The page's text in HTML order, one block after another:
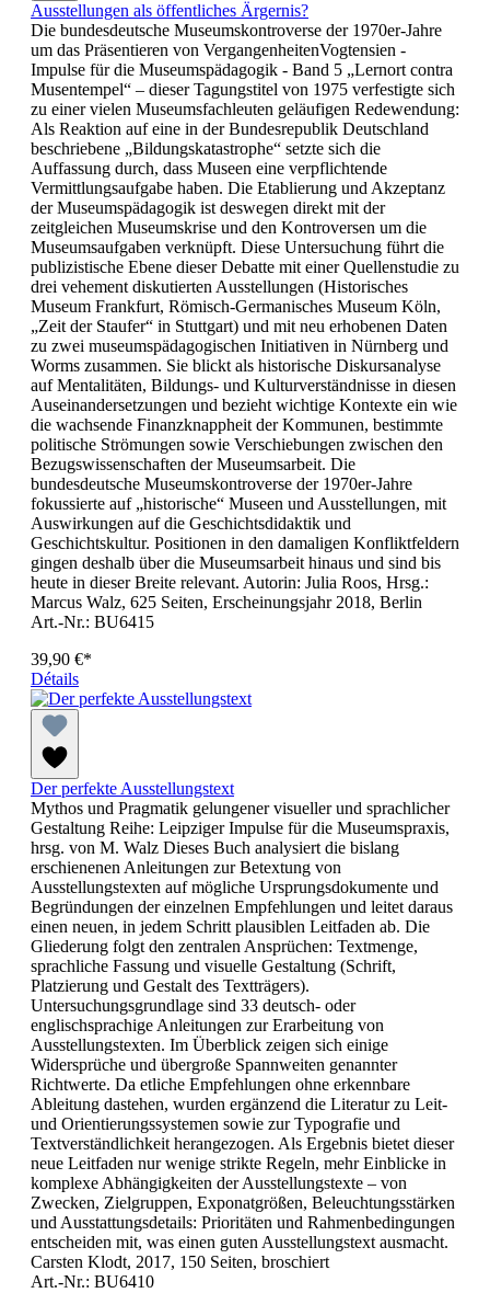
Ausstellungen als öffentliches Ärgernis?
Die bundesdeutsche Museumskontroverse der 1970er-Jahre
um das Präsentieren von VergangenheitenVogtensien -
Impulse für die Museumspädagogik - Band 5 „Lernort contra
Musentempel“ – dieser Tagungstitel von 1975 verfestigte sich
zu einer vielen Museumsfachleuten geläufigen Redewendung:
Als Reaktion auf eine in der Bundesrepublik Deutschland
beschriebene „Bildungskatastrophe“ setzte sich die
Auffassung durch, dass Museen eine verpflichtende
Vermittlungsaufgabe haben. Die Etablierung und Akzeptanz
der Museumspädagogik ist deswegen direkt mit der
zeitgleichen Museumskrise und den Kontroversen um die
Museumsaufgaben verknüpft. Diese Untersuchung führt die
publizistische Ebene dieser Debatte mit einer Quellenstudie zu
drei vehement diskutierten Ausstellungen (Historisches
Museum Frankfurt, Römisch-Germanisches Museum Köln,
„Zeit der Staufer“ in Stuttgart) und mit neu erhobenen Daten
zu zwei museumspädagogischen Initiativen in Nürnberg und
Worms zusammen. Sie blickt als historische Diskursanalyse
auf Mentalitäten, Bildungs- und Kulturverständnisse in diesen
Auseinandersetzungen und bezieht wichtige Kontexte ein wie
die wachsende Finanzknappheit der Kommunen, bestimmte
politische Strömungen sowie Verschiebungen zwischen den
Bezugswissenschaften der Museumsarbeit. Die
bundesdeutsche Museumskontroverse der 1970er-Jahre
fokussierte auf „historische“ Museen und Ausstellungen, mit
Auswirkungen auf die Geschichtsdidaktik und
Geschichtskultur. Positionen in den damaligen Konfliktfeldern
gingen deshalb über die Museumsarbeit hinaus und sind bis
heute in dieser Breite relevant. Autorin: Julia Roos, Hrsg.:
Marcus Walz, 625 Seiten, Erscheinungsjahr 2018, Berlin
Art.-Nr.: BU6415
39,90 €*
Détails
Der perfekte Ausstellungstext
Mythos und Pragmatik gelungener visueller und sprachlicher
Gestaltung Reihe: Leipziger Impulse für die Museumspraxis,
hrsg. von M. Walz Dieses Buch analysiert die bislang
erschienenen Anleitungen zur Betextung von
Ausstellungstexten auf mögliche Ursprungsdokumente und
Begründungen der einzelnen Empfehlungen und leitet daraus
einen neuen, in jedem Schritt plausiblen Leitfaden ab. Die
Gliederung folgt den zentralen Ansprüchen: Textmenge,
sprachliche Fassung und visuelle Gestaltung (Schrift,
Platzierung und Gestalt des Textträgers).
Untersuchungsgrundlage sind 33 deutsch- oder
englischsprachige Anleitungen zur Erarbeitung von
Ausstellungstexten. Im Überblick zeigen sich einige
Widersprüche und übergroße Spannweiten genannter
Richtwerte. Da etliche Empfehlungen ohne erkennbare
Ableitung dastehen, wurden ergänzend die Literatur zu Leit-
und Orientierungssystemen sowie zur Typografie und
Textverständlichkeit herangezogen. Als Ergebnis bietet dieser
neue Leitfaden nur wenige strikte Regeln, mehr Einblicke in
komplexe Abhängigkeiten der Ausstellungstexte – von
Zwecken, Zielgruppen, Exponatgrößen, Beleuchtungsstärken
und Ausstattungsdetails: Prioritäten und Rahmenbedingungen
entscheiden mit, was einen guten Ausstellungstext ausmacht.
Carsten Klodt, 2017, 150 Seiten, broschiert
Art.-Nr.: BU6410